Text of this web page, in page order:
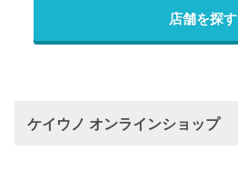
店舗を探す
ケイウノ オンラインショップ